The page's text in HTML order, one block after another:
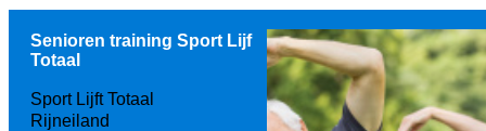
Senioren training Sport Lijf
Totaal
Sport Lijft Totaal
Rijneiland